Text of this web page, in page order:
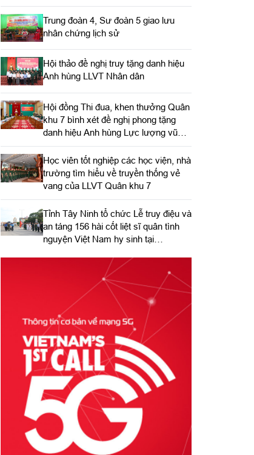
Trung đoàn 4, Sư đoàn 5 giao lưu
nhân chứng lịch sử
Hội thảo đề nghị truy tặng danh hiệu
Anh hùng LLVT Nhân dân
Hội đồng Thi đua, khen thưởng Quân
khu 7 bình xét đề nghị phong tặng
danh hiệu Anh hùng Lực lượng vũ
trang nhân dân
Học viên tốt nghiệp các học viện, nhà
trường tìm hiểu về truyền thống vẻ
vang của LLVT Quân khu 7
​Tỉnh Tây Ninh tổ chức Lễ truy điệu và
an táng 156 hài cốt liệt sĩ quân tình
nguyện Việt Nam hy sinh tại